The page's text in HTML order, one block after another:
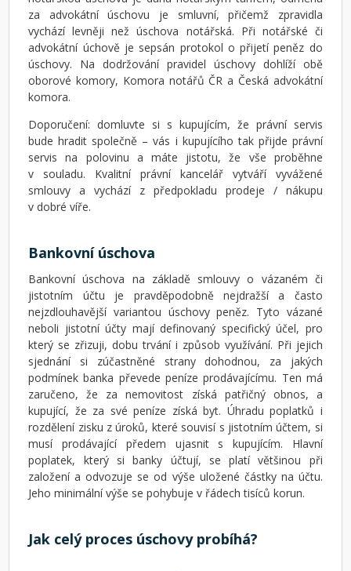
za advokátní úschovu je smluvní, přičemž zpravidla
vychází levněji než úschova notářská. Při notářské či
advokátní úchově je sepsán protokol o přijetí peněz do
úschovy. Na dodržování pravidel úschovy dohlíží obě
oborové komory, Komora notářů ČR a Česká advokátní
komora.
Doporučení: domluvte si s kupujícím, že právní servis
bude hradit společně – vás i kupujícího tak přijde právní
servis na polovinu a máte jistotu, že vše proběhne
v souladu. Kvalitní právní kancelář vytváří vyvážené
smlouvy a vychází z předpokladu prodeje / nákupu
v dobré víře.
Bankovní úschova
Bankovní úschova na základě smlouvy o vázaném či
jistotním účtu je pravděpodobně nejdražší a často
nejzdlouhavější variantou úschovy peněz. Tyto vázané
neboli jistotní účty mají definovaný specifický účel, pro
který se zřizuji, dobu trvání i způsob využívání. Při jejich
sjednání si zúčastněné strany dohodnou, za jakých
podmínek banka převede peníze prodávajícímu. Ten má
zaručeno, že za nemovitost získá patřičný obnos, a
kupující, že za své peníze získá byt. Úhradu poplatků i
rozdělení zisku z úroků, které souvisí s jistotním účtem, si
musí prodávající předem ujasnit s kupujícím. Hlavní
poplatek, který si banky účtují, se platí většinou při
založení a odvozuje se od výše uložené částky na účtu.
Jeho minimální výše se pohybuje v řádech tisíců korun.
Jak celý proces úschovy probíhá?